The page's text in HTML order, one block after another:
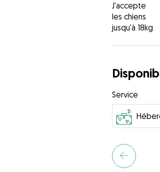
J'accepte
les chiens
jusqu'à 18kg
Service